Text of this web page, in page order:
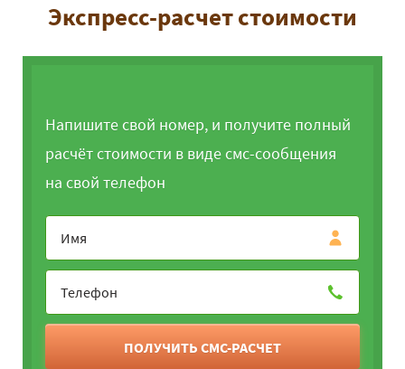
Экспресс-расчет стоимости
Напишите свой номер, и получите полный
расчёт стоимости в виде смс-сообщения
на свой телефон
ПОЛУЧИТЬ СМС-РАСЧЕТ